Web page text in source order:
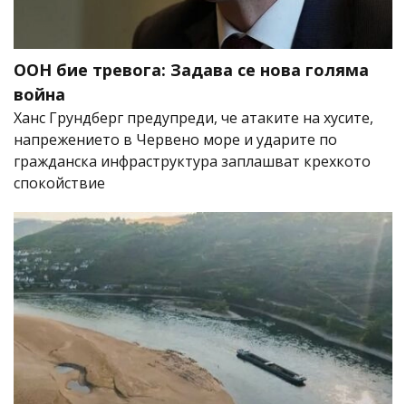
ООН бие тревога: Задава се нова голяма
война
Ханс Грундберг предупреди, че атаките на хусите,
напрежението в Червено море и ударите по
гражданска инфраструктура заплашват крехкото
спокойствие